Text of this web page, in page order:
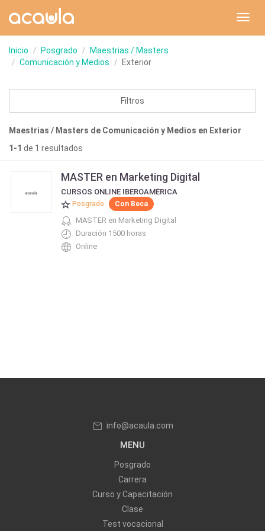
Inicio Posgrado
Maestrias / Masters
Comunicación y Medios
Exterior
Filtros
Maestrias / Masters de Comunicación y Medios en Exterior
1-1 de 1 resultados
MASTER en Marketing Digital
CURSOS ONLINE IBEROAMÉRICA
Posgrado Con Beca
MASTER en Marketing Digital
Duración 1500 horas
Online
info@acaula.com
MENU
Posgrado
Carrera
Curso y Capacitación
Clase
Test vocacional